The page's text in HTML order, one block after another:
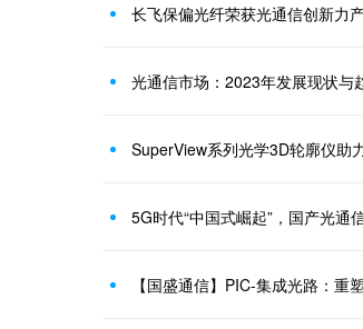
长飞保偏光纤荣获光通信创新力
光通信市场：2023年发展现状与
SuperView系列光学3D轮廓仪助
5G时代“中国式崛起”，国产光通
【国盛通信】PIC-集成光路：重